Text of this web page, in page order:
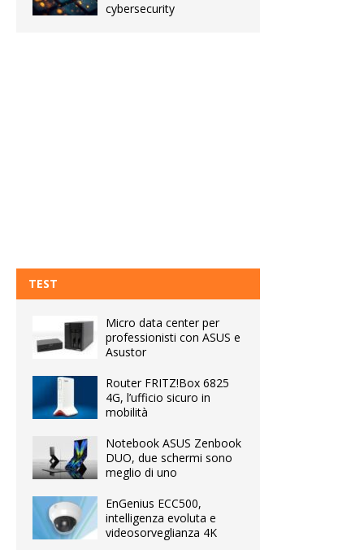
cybersecurity
TEST
Micro data center per
professionisti con ASUS e
Asustor
Router FRITZ!Box 6825
4G, l’ufficio sicuro in
mobilità
Notebook ASUS Zenbook
DUO, due schermi sono
meglio di uno
EnGenius ECC500,
intelligenza evoluta e
videosorveglianza 4K